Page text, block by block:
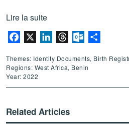
Lire la suite
Facebook
LinkedInThreadsOutlook.com
Themes: Identity Documents, Birth
Regions: West Africa, Benin
Year: 2022
Related Articles